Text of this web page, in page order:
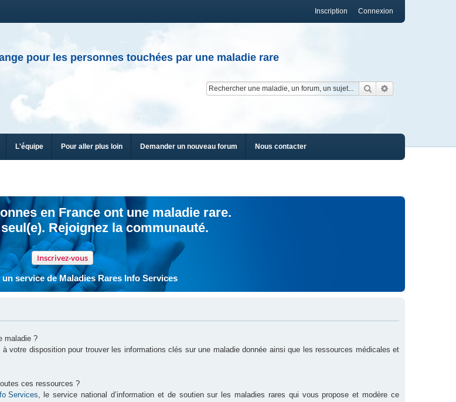
Connexion
Inscription
pour les personnes touchées par une maladie rare
Rechercher
L'équipe Pour aller plus loin Demander un nouveau forum Nous contacter
en France ont une maladie rare.
Rejoignez la communauté.
Inscrivez-vous
service de Maladies Rares Info Services
maladie ?
votre disposition pour trouver les informations clés sur une maladie donnée ainsi que les ressources médicales et
ces ressources ?
Services, le service national d’information et de soutien sur les maladies rares qui vous propose et modère ce